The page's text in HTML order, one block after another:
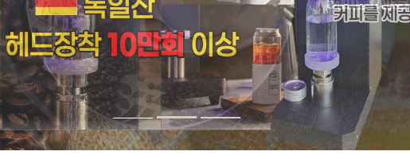
원두커피의 종류
그라인더
CAN 캔시머 캔실링기